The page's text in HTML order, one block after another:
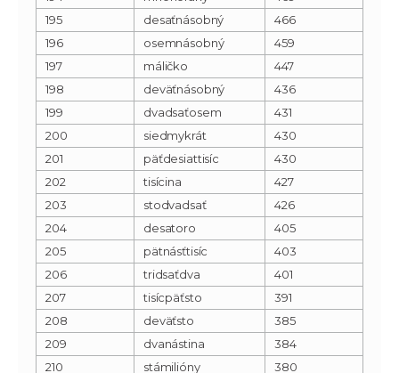
195
desaťnásobný
466
196
osemnásobný
459
197
máličko
447
198
deväťnásobný
436
199
dvadsaťosem
431
200
siedmykrát
430
201
päťdesiattisíc
430
202
tisícina
427
203
stodvadsať
426
204
desatoro
405
205
pätnásťtisíc
403
206
tridsaťdva
401
207
tisícpäťsto
391
208
deväťsto
385
209
dvanástina
384
210
stámilióny
380